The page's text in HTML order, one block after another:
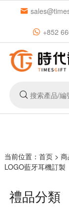
+852
当前位置： 首页>
LOGO藍牙耳機訂製
禮品分類